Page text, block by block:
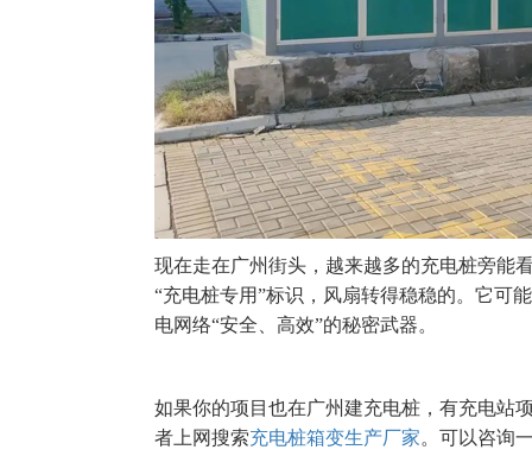
现在走在广州街头，越来越多的充电桩旁
“充电桩专用”标识，风扇转得稳稳的。它可
电网络“安全、高效”的秘密武器。
如果你的项目也在广州建充电桩，有充电站
者上网搜索充电桩箱变生产厂家。可以咨询